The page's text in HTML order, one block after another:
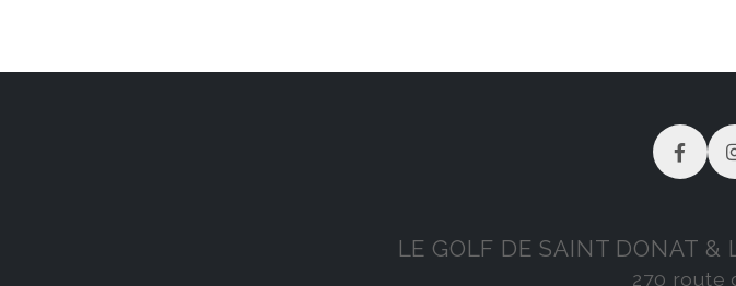
LE GOLF DE SAINT DONAT &
270 route